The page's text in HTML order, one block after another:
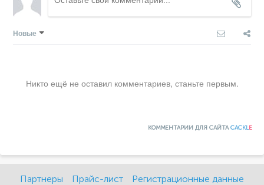
Новые
Никто ещё не оставил комментариев, станьте первым.
КОММЕНТАРИИ ДЛЯ САЙТАCACKLE
Партнеры Прайс-лист Регистрационные данные